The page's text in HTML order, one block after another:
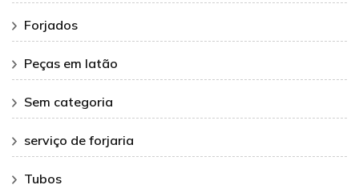
Forjados
Peças em latão
Sem categoria
serviço de forjaria
Tubos